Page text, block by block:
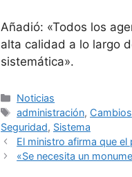
Añadió: «Todos los
alta calidad a lo largo
sistemática».
Categorías
Noticias
Etiquetas
administración, Cambios
Seguridad, Sistema
El ministro afirma que
«Se necesita un